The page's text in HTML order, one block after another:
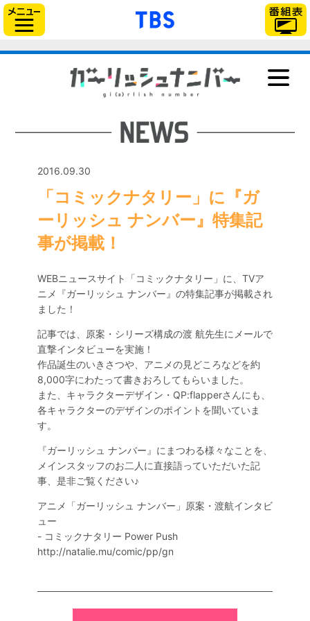
「TBSテレビ」トップ
NEWS
ONAIR
STAFF＆CAST
Blu-ray＆DVD
GOODS
BOOK
2016.09.30
「コミックナタリー」に『ガ
ーリッシュ ナンバー』特集記
事が掲載！
WEBニュースサイト「コミックナタリー」に、TVア
ニメ『ガーリッシュ ナンバー』の特集記事が掲載され
ました！
記事では、原案・シリーズ構成の渡 航先生にメールで
直撃インタビューを実施！
作品誕生のいきさつや、アニメの見どころなどを約
8,000字にわたって書きおろしてもらいました。
また、キャラクターデザイン・QP:flapperさんにも、
各キャラクターのデザインのポイントを聞いていま
す。
『ガーリッシュ ナンバー』にまつわる様々なことを、
メインスタッフのお二人に直接語っていただいた記
事、是非ご覧ください♪
アニメ「ガーリッシュ ナンバー」原案・渡航インタビ
ュー
- コミックナタリー Power Push
http://natalie.mu/comic/pp/gn